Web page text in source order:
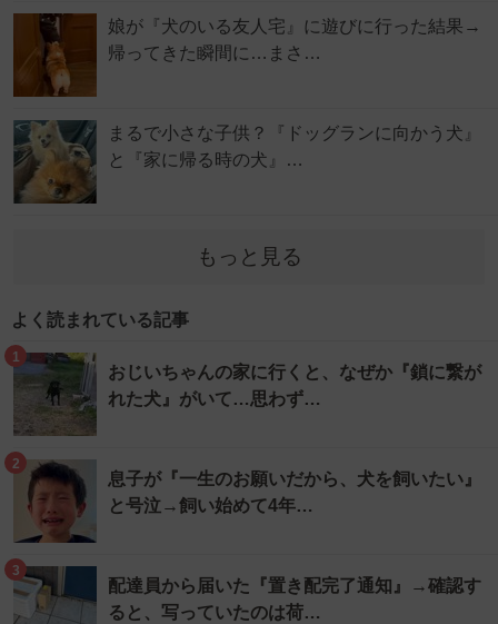
娘が『犬のいる友人宅』に遊びに行った結果→
帰ってきた瞬間に…まさ…
まるで小さな子供？『ドッグランに向かう犬』
と『家に帰る時の犬』…
もっと見る
よく読まれている記事
1
おじいちゃんの家に行くと、なぜか『鎖に繋が
れた犬』がいて…思わず…
2
息子が『一生のお願いだから、犬を飼いたい』
と号泣→飼い始めて4年…
3
配達員から届いた『置き配完了通知』→確認す
ると、写っていたのは荷…